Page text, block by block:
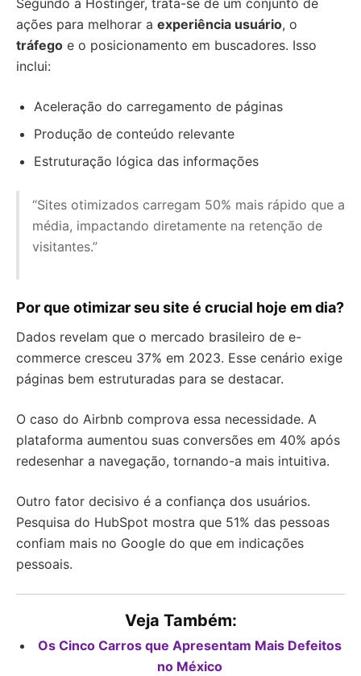
Segundo a Hostinger, trata-se de um conjunto de
ações para melhorar a experiência usuário, o
tráfego e o posicionamento em buscadores. Isso
inclui:
Aceleração do carregamento de páginas
Produção de conteúdo relevante
Estruturação lógica das informações
“Sites otimizados carregam 50% mais rápido que a
média, impactando diretamente na retenção de
visitantes.”
Por que otimizar seu site é crucial hoje em dia?
Dados revelam que o mercado brasileiro de e-
commerce cresceu 37% em 2023. Esse cenário exige
páginas bem estruturadas para se destacar.
O caso do Airbnb comprova essa necessidade. A
plataforma aumentou suas conversões em 40% após
redesenhar a navegação, tornando-a mais intuitiva.
Outro fator decisivo é a confiança dos usuários.
Pesquisa do HubSpot mostra que 51% das pessoas
confiam mais no Google do que em indicações
pessoais.
Veja Também:
Os Cinco Carros que Apresentam Mais Defeitos
no México